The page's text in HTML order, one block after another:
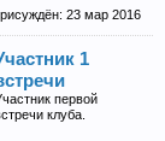
23 мар 2016
1
первой
клуба.